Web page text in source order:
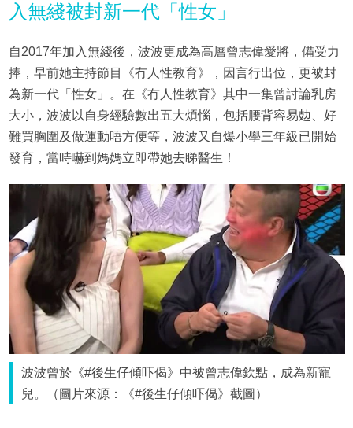
入無綫被封新一代「性女」
自2017年加入無綫後，波波更成為高層曾志偉愛將，備受力
捧，早前她主持節目《冇人性教育》，因言行出位，更被封
為新一代「性女」。在《冇人性教育》其中一集曾討論乳房
大小，波波以自身經驗數出五大煩惱，包括腰背容易攰、好
難買胸圍及做運動唔方便等，波波又自爆小學三年級已開始
發育，當時嚇到媽媽立即帶她去睇醫生！
波波曾於《#後生仔傾吓偈》中被曾志偉欽點，成為新寵
兒。（圖片來源：《#後生仔傾吓偈》截圖）